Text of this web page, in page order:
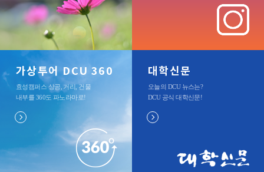
가상투어 DCU 360
효성캠퍼스 상공, 거리, 건물
내부를 360도 파노라마로!
대학신문
오늘의 DCU 뉴스는?
DCU 공식 대학신문!